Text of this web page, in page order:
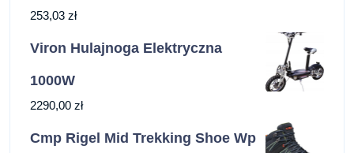
253,03 zł
Viron Hulajnoga Elektryczna
1000W
2290,00 zł
Cmp Rigel Mid Trekking Shoe Wp